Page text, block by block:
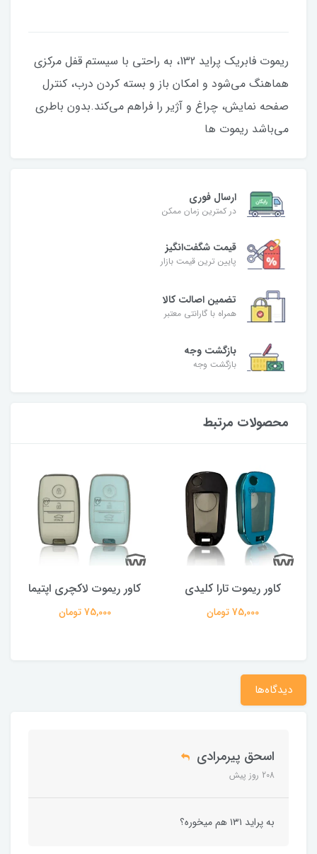
ریموت فابریک پراید 132، به راحتی با سیستم قفل مرکزی
هماهنگ می‌شود و امکان باز و بسته کردن درب، کنترل
صفحه ‏نمایش، ‏چراغ‌ و آژیر را فراهم می‌کند.‏بدون باطری
می‌باشد ریموت ها
ارسال فوری
در کمترین زمان ممکن
قیمت شگفت‌انگیز
پایین ترین قیمت بازار
تضمین اصالت کالا
همراه با گارانتی معتبر
بازگشت وجه
بازگشت وجه
محصولات مرتبط
کاور ریموت تارا کلیدی
75,000 تومان
کاور ریموت لاکچری اپتیما
75,000 تومان
دیدگاه‌ها
اسحق پیرمرادی
208 روز پیش
به پراید ۱۳۱ هم میخوره؟